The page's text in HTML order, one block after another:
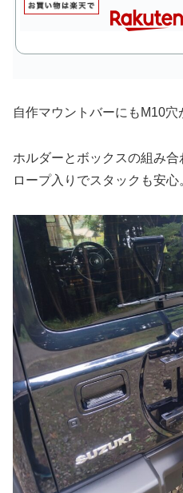
自作マウントバーにもM10穴
ホルダーとボックスの組み合
ロープ入りでスタックも安心